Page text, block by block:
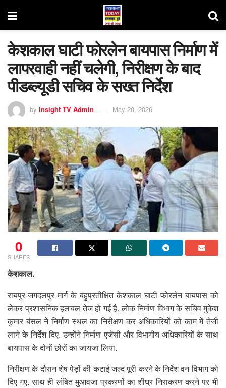
केशकाल घाटी फोरलेन बायपास निर्माण में
लापरवाही नहीं चलेगी, निरीक्षण के बाद
पीडब्ल्यूडी सचिव के सख्त निर्देश
by Insight TV Admin May 20, 2026
0
SHARES
केशकाल.
रायपुर-जगदलपुर मार्ग के बहुप्रतीक्षित केशकाल घाटी फोरलेन बायपास को
लेकर प्रशासनिक हलचल तेज हो गई है. लोक निर्माण विभाग के सचिव मुकेश
कुमार बंसल ने निर्माण स्थल का निरीक्षण कर अधिकारियों को काम में तेजी
लाने के निर्देश दिए. उन्होंने निर्माण एजेंसी और विभागीय अधिकारियों के साथ
बायपास के दोनों छोरों का जायजा लिया.
निरीक्षण के दौरान शेष पेड़ों की कटाई जल्द पूरी करने के निर्देश वन विभाग को
दिए गए. साथ ही लंबित मुआवजा प्रकरणों का शीघ्र निराकरण करने पर भी